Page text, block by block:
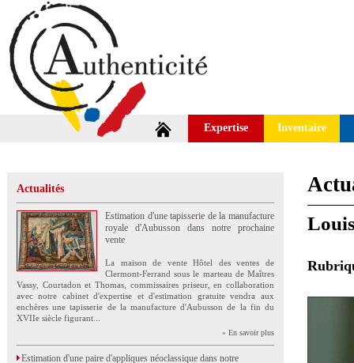
Expertise Inventaire
Actualités
Estimation d'une tapisserie de la manufacture
royale d'Aubusson dans notre prochaine
vente
La maison de vente Hôtel des ventes de
Clermont-Ferrand sous le marteau de Maîtres
Vassy, Courtadon et Thomas, commissaires priseur, en collaboration
avec notre cabinet d'expertise et d'estimation gratuite vendra aux
enchères une tapisserie de la manufacture d'Aubusson de la fin du
XVIIe siècle figurant...
» En savoir plus
Estimation d'une paire d'appliques néoclassique dans notre